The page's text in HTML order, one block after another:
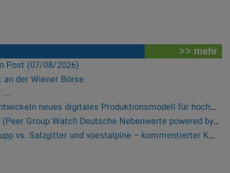
>> mehr
Post (07/08/2026)
der Wiener Börse
...
Hermes Reply und Lavazza entwickeln neues digitales Produktionsmodell für hocheffiziente Fertigung
Aixtron, Salzgitter am besten (Peer Group Watch Deutsche Nebenwerte powered by Erste Group)
ArcelorMittal und ThyssenKrupp vs. Salzgitter und voestalpine – kommentierter KW 32 Peer Group Watch Stahl